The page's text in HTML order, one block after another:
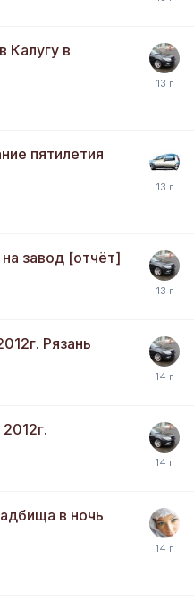
Калугу в
пятилетия
завод [отчёт]
Рязань
в ночь